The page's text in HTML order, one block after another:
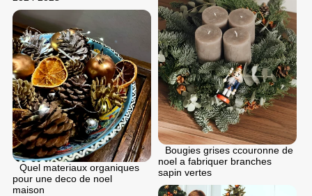
Bougies grises ccouronne de
noel a fabriquer branches
sapin vertes
Quel materiaux organiques
pour une deco de noel
maison